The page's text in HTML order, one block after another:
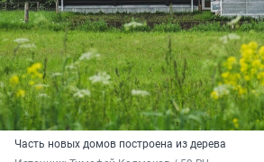
Часть новых домов построена из дерева